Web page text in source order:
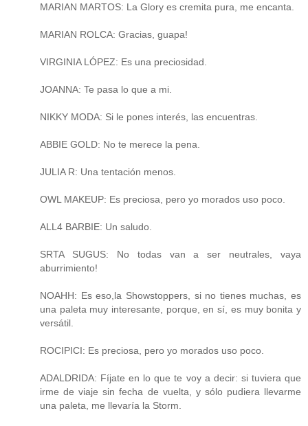
MARIAN MARTOS: La Glory es cremita pura, me encanta.
MARIAN ROLCA: Gracias, guapa!
VIRGINIA LÓPEZ: Es una preciosidad.
JOANNA: Te pasa lo que a mi.
NIKKY MODA: Si le pones interés, las encuentras.
ABBIE GOLD: No te merece la pena.
JULIA R: Una tentación menos.
OWL MAKEUP: Es preciosa, pero yo morados uso poco.
ALL4 BARBIE: Un saludo.
SRTA SUGUS: No todas van a ser neutrales, vaya
aburrimiento!
NOAHH: Es eso,la Showstoppers, si no tienes muchas, es
una paleta muy interesante, porque, en sí, es muy bonita y
versátil.
ROCIPICI: Es preciosa, pero yo morados uso poco.
ADALDRIDA: Fíjate en lo que te voy a decir: si tuviera que
irme de viaje sin fecha de vuelta, y sólo pudiera llevarme
una paleta, me llevaría la Storm.